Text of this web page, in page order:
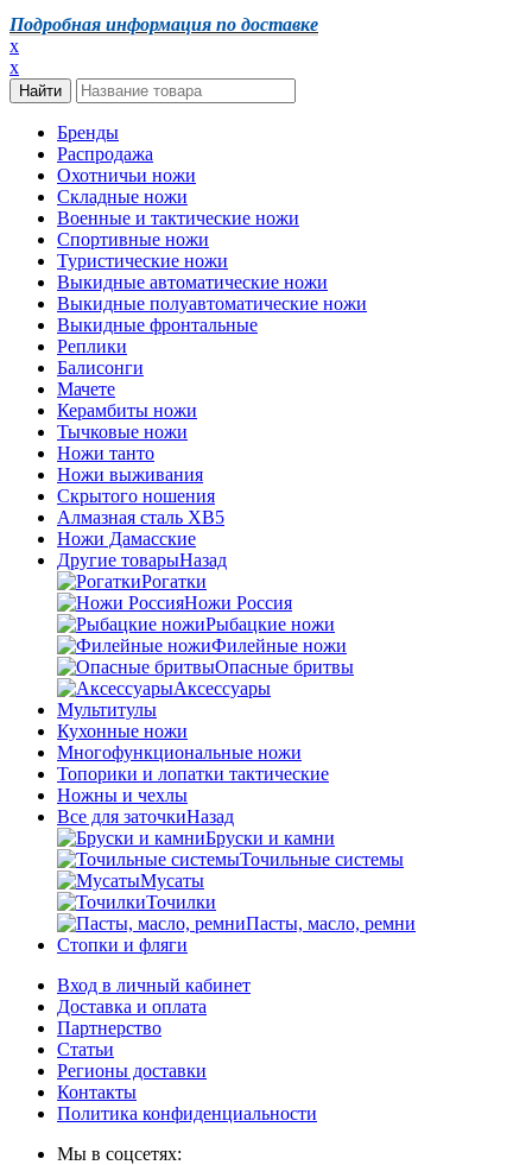
Подробная информация по доставке
x
x
Бренды
Распродажа
Охотничьи ножи
Складные ножи
Военные и тактические ножи
Спортивные ножи
Туристические ножи
Выкидные автоматические ножи
Выкидные полуавтоматические ножи
Выкидные фронтальные
Реплики
Балисонги
Мачете
Керамбиты ножи
Тычковые ножи
Ножи танто
Ножи выживания
Скрытого ношения
Алмазная сталь ХВ5
Ножи Дамасские
Другие товарыНазад
Рогатки
Ножи Россия
Рыбацкие ножи
Филейные ножи
Опасные бритвы
Аксессуары
Мультитулы
Кухонные ножи
Многофункциональные ножи
Топорики и лопатки тактические
Ножны и чехлы
Все для заточкиНазад
Бруски и камни
Точильные системы
Мусаты
Точилки
Пасты, масло, ремни
Стопки и фляги
Вход в личный кабинет
Доставка и оплата
Партнерство
Статьи
Регионы доставки
Контакты
Политика конфиденциальности
Мы в соцсетях: